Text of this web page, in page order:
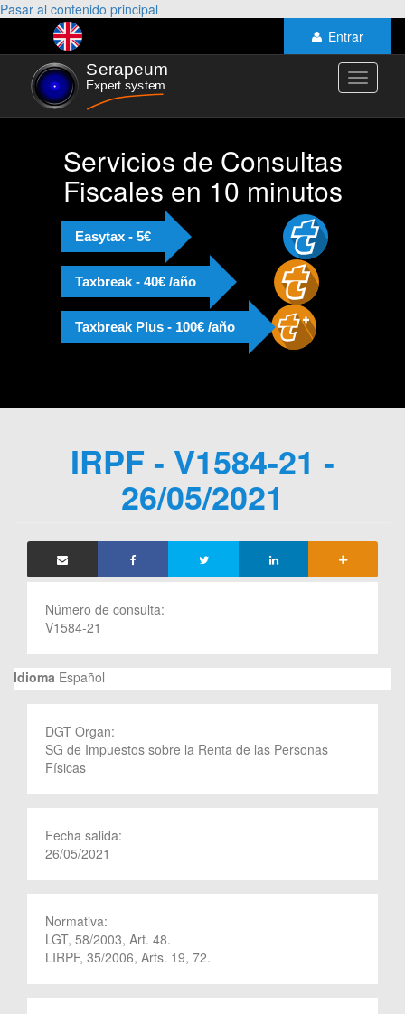
Pasar al contenido principal
Entrar
Toggle
Servicios de Consultas
Fiscales en 10 minutos
Easytax - 5€
Taxbreak - 40€ /año
Taxbreak Plus - 100€ /año
IRPF - V1584-21 -
26/05/2021
Número de consulta:
V1584-21
Idioma Español
DGT Organ:
SG de Impuestos sobre la Renta de las Personas
Físicas
Fecha salida:
26/05/2021
Normativa:
LGT, 58/2003, Art. 48.
LIRPF, 35/2006, Arts. 19, 72.